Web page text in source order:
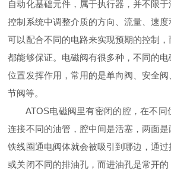
自动化基础元件，属于执行器，并不限
控制系统中调整介质的方向、流量、速
可以配合不同的电路来实现预期的控制
都能够保证。电磁阀有很多种，不同的
位置发挥作用，常用的是单向阀、安全
节阀等。
ATOS电磁阀里有密闭的腔，在不同
连接不同的油管，腔中间是活塞，两面
铁线圈通电阀体就会被吸引到哪边，通
或关闭不同的排油孔，而进油孔是常开